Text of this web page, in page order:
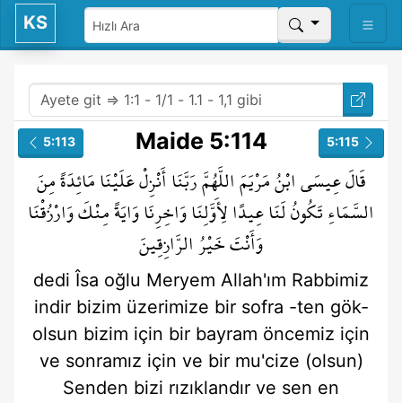
KS
5:113 5:115
Maide 5:114
قَالَعِيسَىابْنُمَرْيَمَاللَّهُمَّرَبَّنَاأَنْزِلْعَلَيْنَامَائِدَةًمِنَ
السَّمَاءِتَكُونُلَنَاعِيدًالِأَوَّلِنَاوَاخِرِنَاوَايَةًمِنْكَوَارْزُقْنَا
وَأَنْتَخَيْرُالرَّازِقِينَ
dedi Îsa oğlu Meryem Allah'ım Rabbimiz
indir bizim üzerimize bir sofra -ten gök-
olsun bizim için bir bayram öncemiz için
ve sonramız için ve bir mu'cize (olsun)
Senden bizi rızıklandır ve sen en